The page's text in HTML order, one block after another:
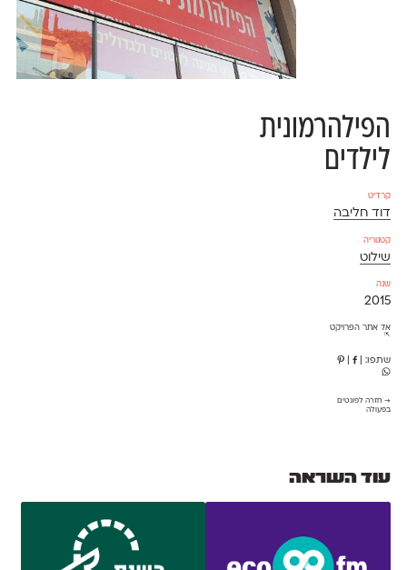
הפילהרמונית
לילדים
קרדיט
דוד חליבה
קטגוריה
שילוט
שנה
2015
אל אתר הפרויקט
⇱
שתפו: |
→ חזרה לפונטים
בפעולה
עוד השראה